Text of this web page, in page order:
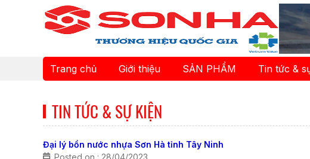
Trang chủ Giới thiệu SẢN PHẨM Tin tức &
TIN TỨC & SỰ KIỆN
Đại lý bồn nước nhựa Sơn Hà tỉnh Tây Ninh
Posted on : 28/04/2023